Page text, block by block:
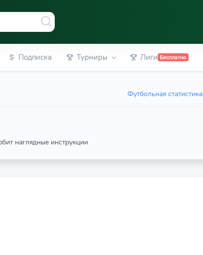
Подписка Турниры Лиги Бесплатно
Футбольная статистика
наглядные инструкции